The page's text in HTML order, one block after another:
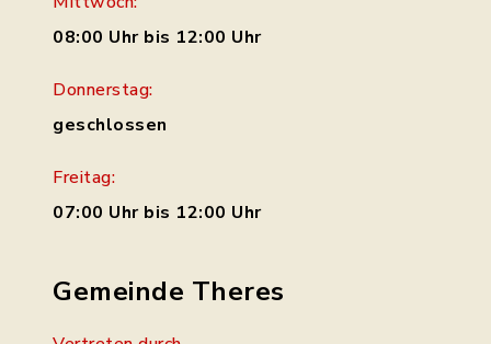
08:00 Uhr bis 12:00 Uhr
Donnerstag:
geschlossen
Freitag:
07:00 Uhr bis 12:00 Uhr
Gemeinde Theres